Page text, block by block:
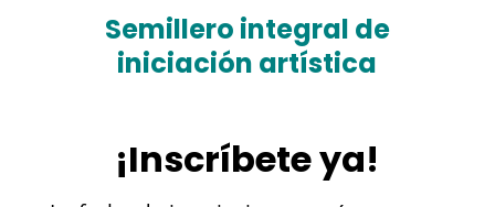
Semillero integral de
iniciación artística
¡Inscríbete ya!